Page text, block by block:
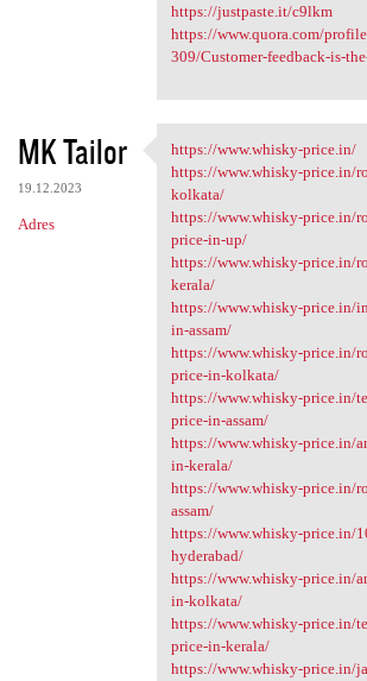
https://justpaste.it/c9lkm
https://www.quora.com/
309/Customer-feedback-is-the-
MK Tailor
19.12.2023
Adres
https://www.whisky-
https://www.whisky-price.in/
https://www.whisky-price.in/
kolkata/
https://www.whisky-price.in/
price-in-up/
https://www.whisky-price.in/
kerala/
https://www.whisky-price.in/
in-assam/
https://www.whisky-price.in/
price-in-kolkata/
https://www.whisky-price.in/
price-in-assam/
https://www.whisky-price.in/
in-kerala/
https://www.whisky-price.in/
assam/
https://www.whisky-price.in/
hyderabad/
https://www.whisky-price.in/
in-kolkata/
https://www.whisky-price.in/
price-in-kerala/
https://www.whisky-price.in/